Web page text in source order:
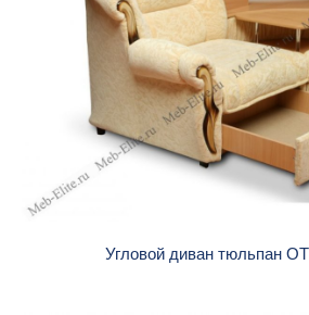
Угловой диван тюльпан